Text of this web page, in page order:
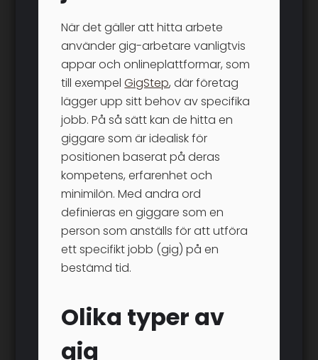
När det gäller att hitta arbete
använder gig-arbetare vanligtvis
appar och onlineplattformar, som
till exempelGigStep, där företag
lägger upp sitt behov av specifika
jobb. På så sätt kan de hitta en
giggare som är idealisk för
positionen baserat på deras
kompetens, erfarenhet och
minimilön. Med andra ord
definieras en giggare som en
person som anställs för att utföra
ett specifikt jobb (gig) på en
bestämd tid.
Olika typer av
gig